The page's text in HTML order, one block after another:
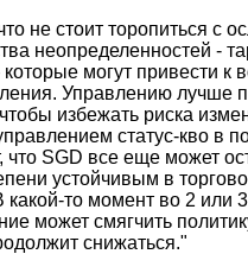
не стоит торопиться с
неопределенностей -
которые могут привести к
Управлению лучше
избежать риска
статус-кво в
что SGD все еще может
устойчивым в
то момент во 2 или
может смягчить
снижаться."